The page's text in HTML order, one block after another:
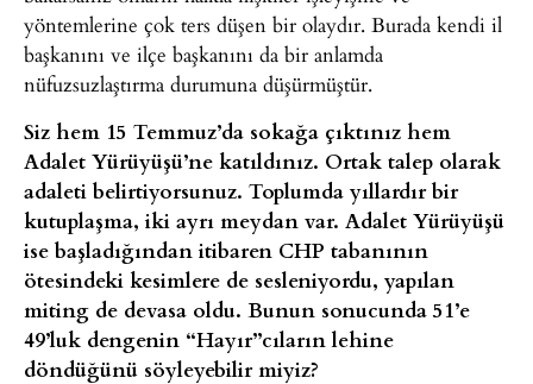
yöntemlerine çok ters düşen bir olaydır. Burada kendi il
başkanını ve ilçe başkanını da bir anlamda
nüfuzsuzlaştırma durumuna düşürmüştür.
Siz hem 15 Temmuz’da sokağa çıktınız hem
Adalet Yürüyüşü’ne katıldınız. Ortak talep olarak
adaleti belirtiyorsunuz. Toplumda yıllardır bir
kutuplaşma, iki ayrı meydan var. Adalet Yürüyüşü
ise başladığından itibaren CHP tabanının
ötesindeki kesimlere de sesleniyordu, yapılan
miting de devasa oldu. Bunun sonucunda 51’e
49’luk dengenin “Hayır”cıların lehine
döndüğünü söyleyebilir miyiz?